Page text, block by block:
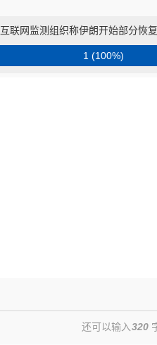
互联网监测组织称伊朗开始部分恢
1 (100%)
还可以输入320